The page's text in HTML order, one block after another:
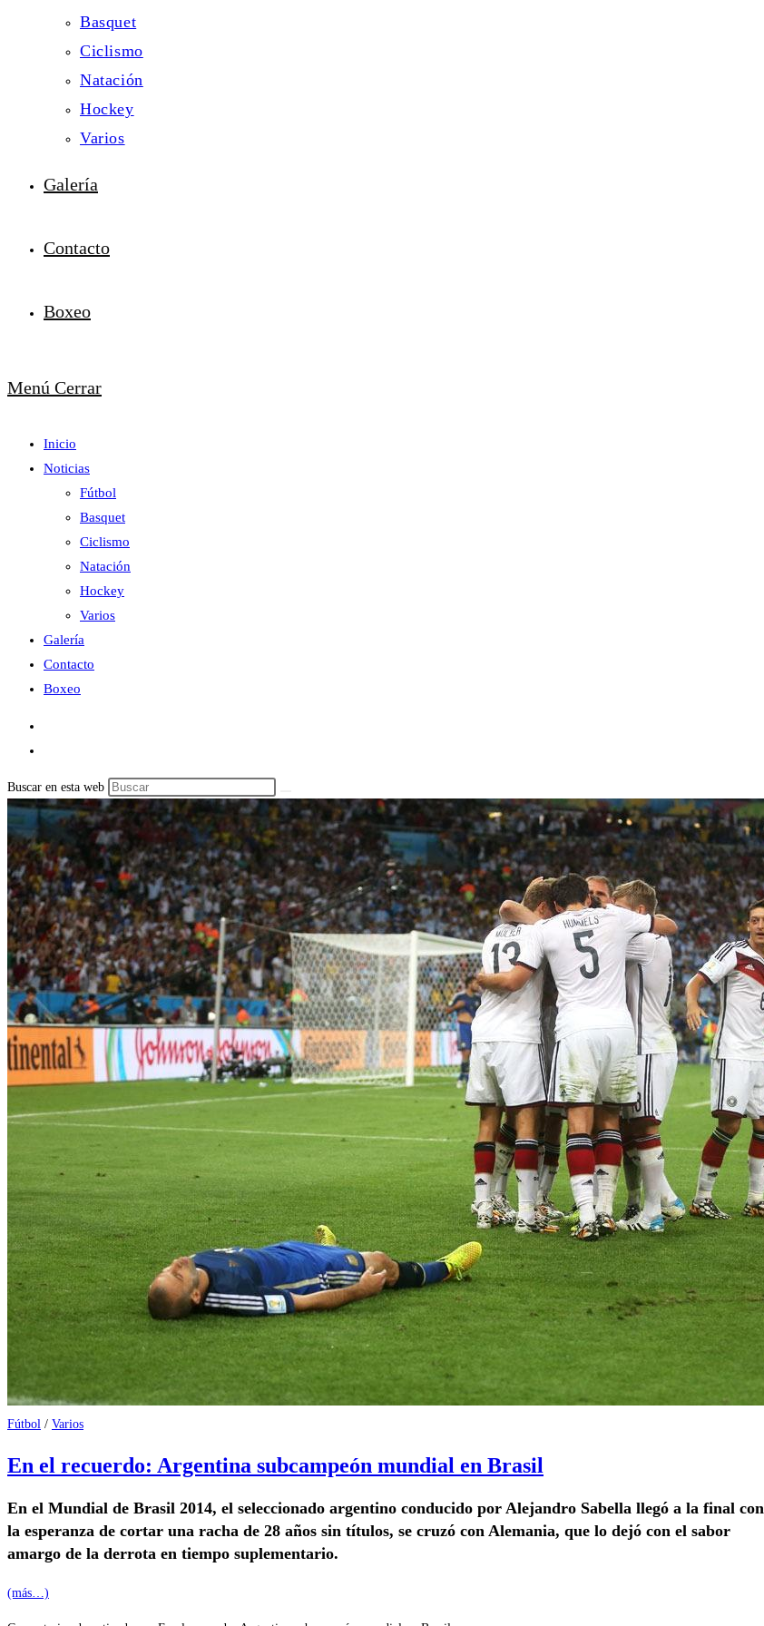
Basquet
Ciclismo
Natación
Hockey
Varios
Galería
Contacto
Boxeo
Menú Cerrar
Inicio
Noticias
Fútbol
Basquet
Ciclismo
Natación
Hockey
Varios
Galería
Contacto
Boxeo
Buscar en esta web
Fútbol / Varios
En el recuerdo: Argentina subcampeón mundial en Brasil
En el Mundial de Brasil 2014, el seleccionado argentino conducido por Alejandro Sabella llegó a la final con
la esperanza de cortar una racha de 28 años sin títulos, se cruzó con Alemania, que lo dejó con el sabor
amargo de la derrota en tiempo suplementario.
(más…)